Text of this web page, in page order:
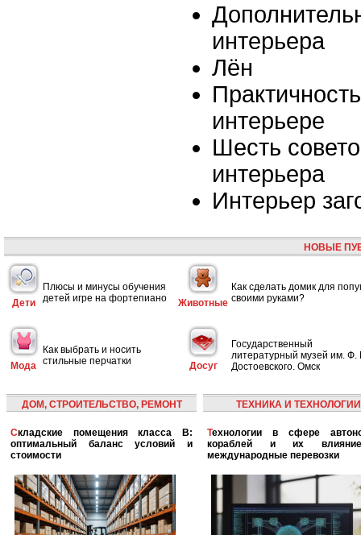
интерьера
Лён
интерьере
Шесть
интерьера
Интерьер
НОВЫЕ
Дети
Плюсы и минусы обучения
детей игре на фортепиано
Животные
Как сделать домик для
своими руками?
Мода
Как выбрать и носить
стильные перчатки
Досуг
Государственный
литературный музей им. Ф.
Достоевского. Омск
ДОМ, СТРОИТЕЛЬСТВО, РЕМОНТ
Складские помещения класса B:
оптимальный баланс условий и
стоимости
ТЕХНИКА И ТЕХНОЛОГИИ
Технологии в сфере автономных
кораблей и их
международные перевозки